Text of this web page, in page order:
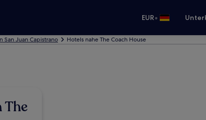
EUR•
San Juan Capistrano Hotels nahe The Coach House
The